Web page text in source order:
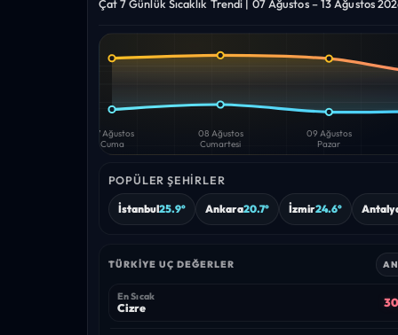
Çat 7 Günlük Sıcaklık Trendi | 07 Ağustos – 13 Ağustos
07 Ağustos
Cuma
08 Ağustos
Cumartesi
09 Ağustos
Pazar
POPÜLER ŞEHIRLER
İstanbul25.9° Ankara20.7° İzmir24.6°
TÜRKIYE UÇ DEĞERLER
En Sıcak
Cizre